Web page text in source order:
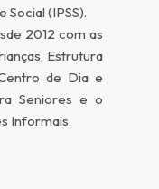
Social (IPSS).
2012 com as
Estrutura
de Dia e
Seniores e o
Informais.